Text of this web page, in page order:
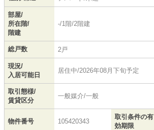
部屋/
所在階/
階建
-/1階/2階建
総戸数 2戸
現況/
入居可能日
居住中/2026年08月下旬予定
取引態様/
賃貸区分
一般媒介/一般
物件番号 105420343
取引条件の有
効期限